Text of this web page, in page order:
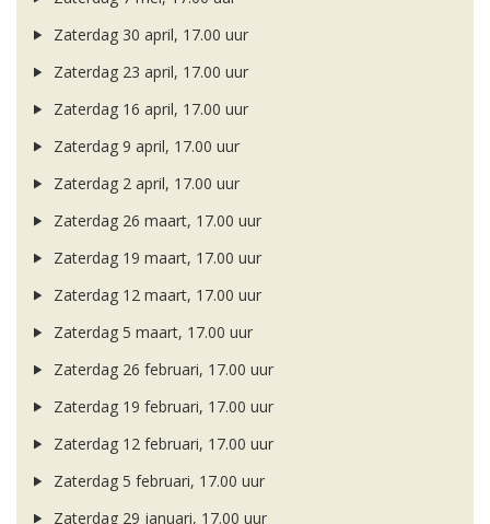
Zaterdag 30 april, 17.00 uur
Zaterdag 23 april, 17.00 uur
Zaterdag 16 april, 17.00 uur
Zaterdag 9 april, 17.00 uur
Zaterdag 2 april, 17.00 uur
Zaterdag 26 maart, 17.00 uur
Zaterdag 19 maart, 17.00 uur
Zaterdag 12 maart, 17.00 uur
Zaterdag 5 maart, 17.00 uur
Zaterdag 26 februari, 17.00 uur
Zaterdag 19 februari, 17.00 uur
Zaterdag 12 februari, 17.00 uur
Zaterdag 5 februari, 17.00 uur
Zaterdag 29 januari, 17.00 uur